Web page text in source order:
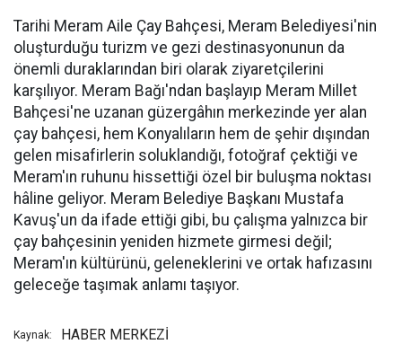
Tarihi Meram Aile Çay Bahçesi, Meram Belediyesi'nin
oluşturduğu turizm ve gezi destinasyonunun da
önemli duraklarından biri olarak ziyaretçilerini
karşılıyor. Meram Bağı'ndan başlayıp Meram Millet
Bahçesi'ne uzanan güzergâhın merkezinde yer alan
çay bahçesi, hem Konyalıların hem de şehir dışından
gelen misafirlerin soluklandığı, fotoğraf çektiği ve
Meram'ın ruhunu hissettiği özel bir buluşma noktası
hâline geliyor. Meram Belediye Başkanı Mustafa
Kavuş'un da ifade ettiği gibi, bu çalışma yalnızca bir
çay bahçesinin yeniden hizmete girmesi değil;
Meram'ın kültürünü, geleneklerini ve ortak hafızasını
geleceğe taşımak anlamı taşıyor.
Kaynak: HABER MERKEZİ